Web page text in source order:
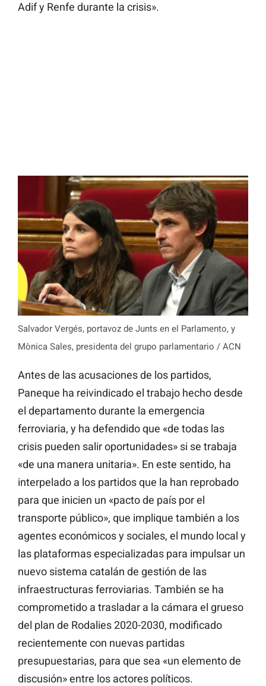
Adif y Renfe durante la crisis».
Salvador Vergés, portavoz de Junts en el Parlamento, y
Mònica Sales, presidenta del grupo parlamentario / ACN
Antes de las acusaciones de los partidos,
Paneque ha reivindicado el trabajo hecho desde
el departamento durante la emergencia
ferroviaria, y ha defendido que «de todas las
crisis pueden salir oportunidades» si se trabaja
«de una manera unitaria». En este sentido, ha
interpelado a los partidos que la han reprobado
para que inicien un «pacto de país por el
transporte público», que implique también a los
agentes económicos y sociales, el mundo local y
las plataformas especializadas para impulsar un
nuevo sistema catalán de gestión de las
infraestructuras ferroviarias. También se ha
comprometido a trasladar a la cámara el grueso
del plan de Rodalies 2020-2030, modificado
recientemente con nuevas partidas
presupuestarias, para que sea «un elemento de
discusión» entre los actores políticos.